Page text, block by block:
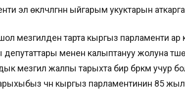
эл өкүлчүлүгүнүн ыйгарым укуктарын
мезгилден тарта кыргыз парламенти ар
депутаттары менен калыптануу жолуна
мезгил жалпы тарыхта бир бүркүм учур
үчүн кыргыз парламентинин 85